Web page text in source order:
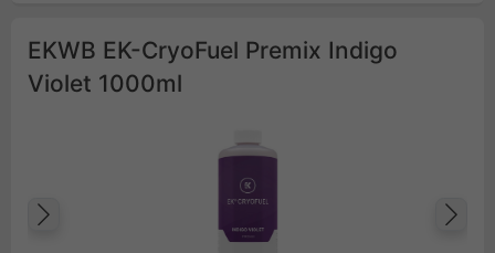
EKWB EK-CryoFuel Premix Indigo
Violet 1000ml